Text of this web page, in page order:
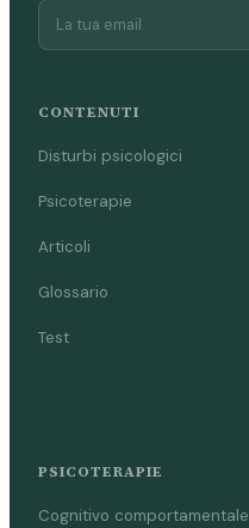
CONTENUTI
Disturbi psicologici
Psicoterapie
Articoli
Glossario
Test
PSICOTERAPIE
Cognitivo comportamentale